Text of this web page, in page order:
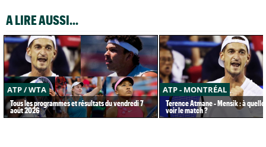
A LIRE AUSSI...
ATP / WTA
Tous les programmes et résultats du vendredi 7
août 2026
ATP - MONTRÉAL
Terence Atmane - Mensik : à
voir le match ?